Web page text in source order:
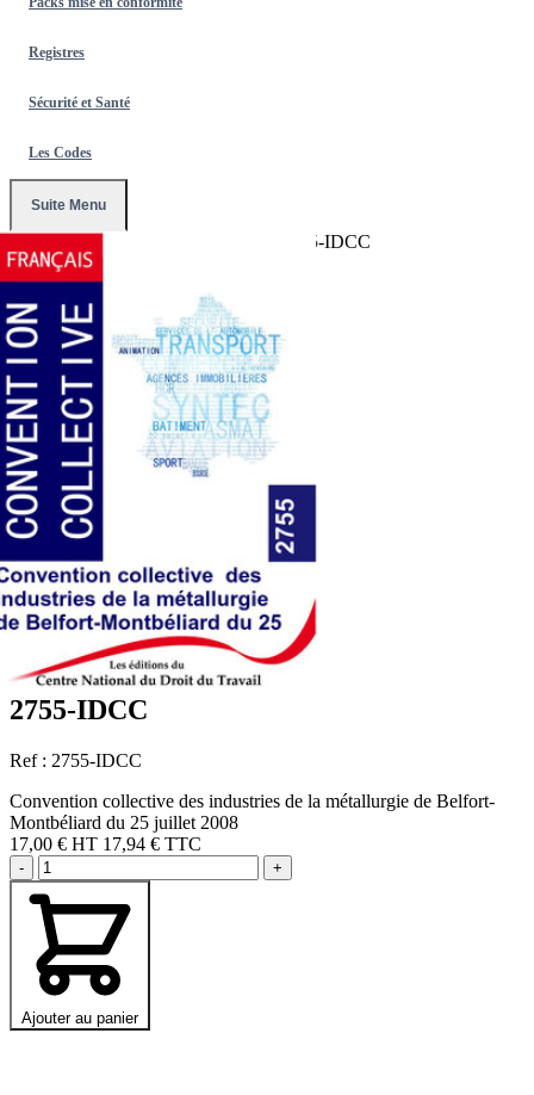
Registres
Sécurité et Santé
Les Codes
Suite Menu
Conventions Collectives 2755-IDCC
2755-IDCC
Ref : 2755-IDCC
Convention collective des industries de la métallurgie de Belfort-
Montbéliard du 25 juillet 2008
17,00 € HT 17,94 € TTC
- +
Ajouter au panier